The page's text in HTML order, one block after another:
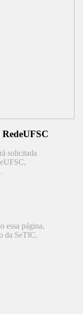
solicitada
essa página,
da SeTIC.